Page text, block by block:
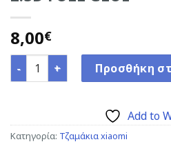
8,00€
VOLTE-TEL TEMPERED
Προσθήκη
Add to
Κατηγορία: Τζαμάκια xiaomi